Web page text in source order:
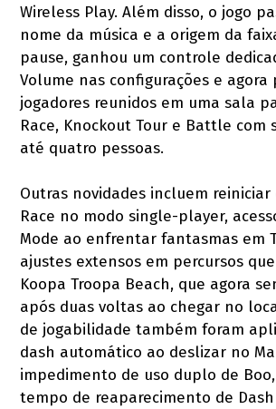
Wireless Play. Além disso, o jogo
nome da música e a origem da
pause, ganhou um controle
Volume nas configurações e
jogadores reunidos em uma sala
Race, Knockout Tour e Battle com
até quatro pessoas.
Outras novidades incluem reiniciar
Race no modo single-player,
Mode ao enfrentar fantasmas em
ajustes extensos em percursos
Koopa Troopa Beach, que agora
após duas voltas ao chegar no
de jogabilidade também foram
dash automático ao deslizar no
impedimento de uso duplo de
tempo de reaparecimento de Dash